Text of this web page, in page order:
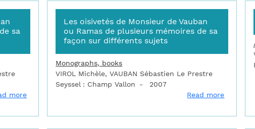
sa
moreabout Les oisivetés de Monsieur de Vauban ou Ramas de
Les oisivetés de Monsieur de Vauban
ou Ramas de plusieurs mémoires de sa
façon sur différents sujets
Monographs, books
VIROL Michèle, VAUBAN Sébastien Le Prestre
Seyssel : Champ Vallon
2007
Read moreabout